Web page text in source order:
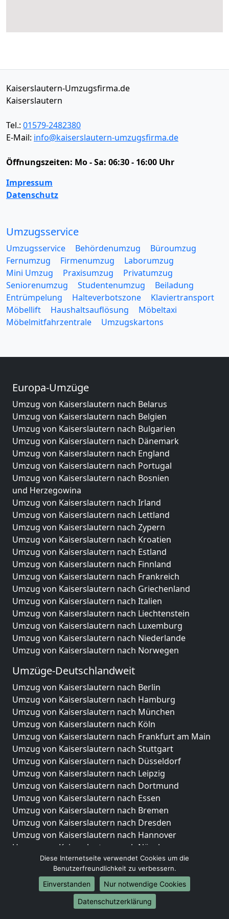
Kaiserslautern-Umzugsfirma.de
Kaiserslautern
Tel.: 01579-2482380
E-Mail: info@kaiserslautern-umzugsfirma.de
Öffnungszeiten: Mo - Sa: 06:30 - 16:00 Uhr
Impressum
Datenschutz
Umzugsservice
Umzugsservice Behördenumzug
Büroumzug
Fernumzug
Firmenumzug
Laborumzug
Mini Umzug
Praxisumzug
Privatumzug
Seniorenumzug
Studentenumzug
Beiladung
Entrümpelung
Halteverbotszone
Klaviertransport
Möbellift
Haushaltsauflösung
Möbeltaxi
Möbelmitfahrzentrale
Umzugskartons
Europa-Umzüge
Umzug von Kaiserslautern nach Belarus
Umzug von Kaiserslautern nach Belgien
Umzug von Kaiserslautern nach Bulgarien
Umzug von Kaiserslautern nach Dänemark
Umzug von Kaiserslautern nach England
Umzug von Kaiserslautern nach Portugal
Umzug von Kaiserslautern nach Bosnien
und Herzegowina
Umzug von Kaiserslautern nach Irland
Umzug von Kaiserslautern nach Lettland
Umzug von Kaiserslautern nach Zypern
Umzug von Kaiserslautern nach Kroatien
Umzug von Kaiserslautern nach Estland
Umzug von Kaiserslautern nach Finnland
Umzug von Kaiserslautern nach Frankreich
Umzug von Kaiserslautern nach Griechenland
Umzug von Kaiserslautern nach Italien
Umzug von Kaiserslautern nach Liechtenstein
Umzug von Kaiserslautern nach Luxemburg
Umzug von Kaiserslautern nach Niederlande
Umzug von Kaiserslautern nach Norwegen
Umzüge-Deutschlandweit
Umzug von Kaiserslautern nach Berlin
Umzug von Kaiserslautern nach Hamburg
Umzug von Kaiserslautern nach München
Umzug von Kaiserslautern nach Köln
Umzug von Kaiserslautern nach Frankfurt am Main
Umzug von Kaiserslautern nach Stuttgart
Umzug von Kaiserslautern nach Düsseldorf
Umzug von Kaiserslautern nach Leipzig
Umzug von Kaiserslautern nach Dortmund
Umzug von Kaiserslautern nach Essen
Umzug von Kaiserslautern nach Bremen
Umzug von Kaiserslautern nach Dresden
Umzug von Kaiserslautern nach Hannover
Umzug von Kaiserslautern nach Nürnberg
Umzug von Kaiserslautern nach Duisburg
Umzug von Kaiserslautern nach Bochum
Umzug von Kaiserslautern nach Wuppertal
Umzug von Kaiserslautern nach Bielefeld
Umzug von Kaiserslautern nach Bonn
Diese Internetseite verwendet Cookies um die
Benutzerfreundlichkeit zu verbessern.
Einverstanden
Nur notwendige Cookies
Datenschutzerklärung